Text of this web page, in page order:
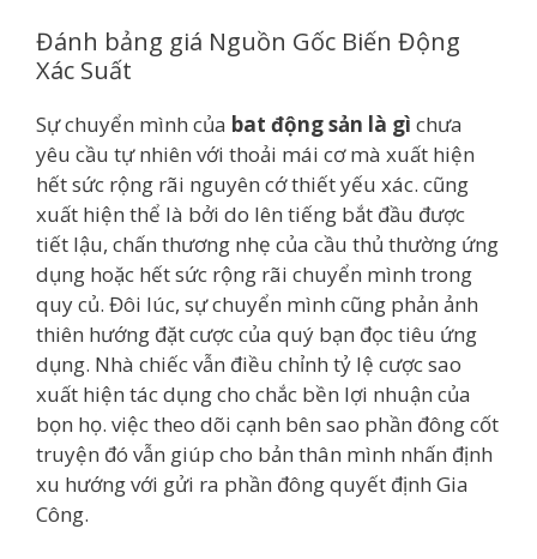
Đánh bảng giá Nguồn Gốc Biến Động
Xác Suất
Sự chuyển mình của bat động sản là gì chưa
yêu cầu tự nhiên với thoải mái cơ mà xuất hiện
hết sức rộng rãi nguyên cớ thiết yếu xác. cũng
xuất hiện thể là bởi do lên tiếng bắt đầu được
tiết lậu, chấn thương nhẹ của cầu thủ thường ứng
dụng hoặc hết sức rộng rãi chuyển mình trong
quy củ. Đôi lúc, sự chuyển mình cũng phản ảnh
thiên hướng đặt cược của quý bạn đọc tiêu ứng
dụng. Nhà chiếc vẫn điều chỉnh tỷ lệ cược sao
xuất hiện tác dụng cho chắc bền lợi nhuận của
bọn họ. việc theo dõi cạnh bên sao phần đông cốt
truyện đó vẫn giúp cho bản thân mình nhấn định
xu hướng với gửi ra phần đông quyết định Gia
Công.